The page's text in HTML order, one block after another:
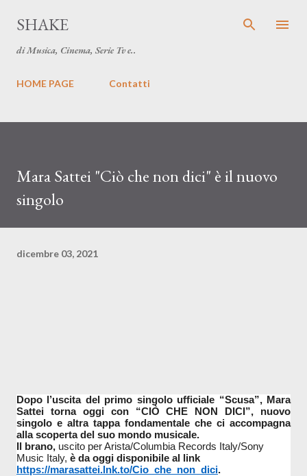
SHAKE
di Musica, Cinema, Serie Tv e..
HOME PAGE Contatti
Mara Sattei "Ciò che non dici" è il nuovo
singolo
dicembre 03, 2021
Dopo l’uscita del primo singolo ufficiale “Scusa”, Mara
Sattei torna oggi con “CIÒ CHE NON DICI”, nuovo
singolo e altra tappa fondamentale che ci accompagna
alla scoperta del suo mondo musicale.
Il brano, uscito per Arista/Columbia Records Italy/Sony
Music Italy,
https://marasattei.lnk.to/Cio_ che_non_dici.